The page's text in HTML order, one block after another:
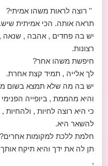
'' רוצה לראות משהו אמיתי?
תראה אותה. הכי אמיתית שיש.
יש בה פחדים , אהבה , שנאה
רצונות.
חיפשת משהו אחר?
לך אלייה , תמיד קצת אחרת.
יש בה מה שלא תמצא בשום
והיא מהממת , ביופייה
כי היא רוצה לחיות ,
להשאר היא.
חלמת ללכת למקומות אחרים?
תן לה את ידך והיא תיקח
,